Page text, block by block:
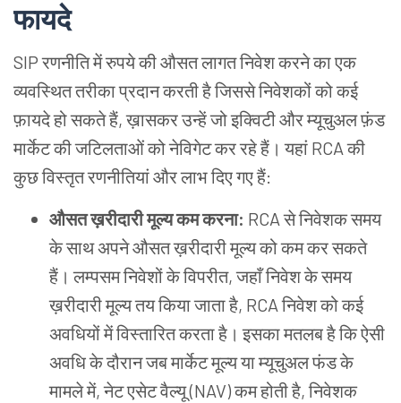
फायदे
SIP रणनीति में रुपये की औसत लागत निवेश करने का एक
व्यवस्थित तरीका प्रदान करती है जिससे निवेशकों को कई
फ़ायदे हो सकते हैं, ख़ासकर उन्हें जो इक्विटी और म्यूचुअल फ़ंड
मार्केट की जटिलताओं को नेविगेट कर रहे हैं। यहां RCA की
कुछ विस्तृत रणनीतियां और लाभ दिए गए हैं:
औसत ख़रीदारी मूल्य कम करना: RCA से निवेशक समय
के साथ अपने औसत ख़रीदारी मूल्य को कम कर सकते
हैं। लम्पसम निवेशों के विपरीत, जहाँ निवेश के समय
ख़रीदारी मूल्य तय किया जाता है, RCA निवेश को कई
अवधियों में विस्तारित करता है। इसका मतलब है कि ऐसी
अवधि के दौरान जब मार्केट मूल्य या म्यूचुअल फंड के
मामले में, नेट एसेट वैल्यू (NAV) कम होती है, निवेशक